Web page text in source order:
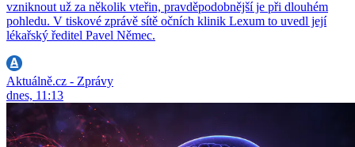
vzniknout už za několik vteřin, pravděpodobnější je při dlouhém
pohledu. V tiskové zprávě sítě očních klinik Lexum to uvedl její
lékařský ředitel Pavel Němec.
Aktuálně.cz - Zprávy
dnes, 11:13